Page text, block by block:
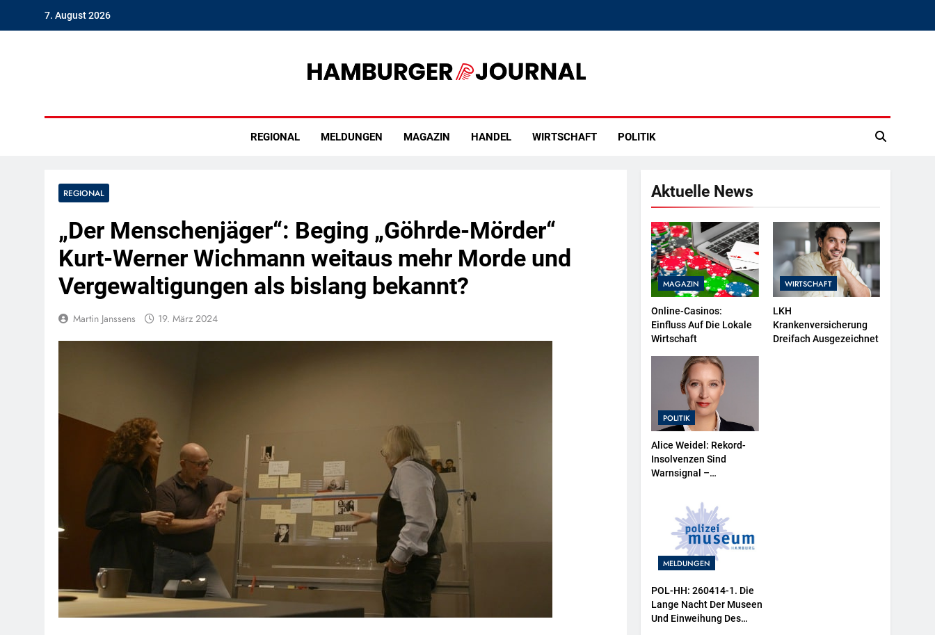
7. August 2026
REGIONAL MELDUNGEN MAGAZIN HANDEL WIRTSCHAFT POLITIK
REGIONAL
„Der Menschenjäger“: Beging „Göhrde-Mörder“
Kurt-Werner Wichmann weitaus mehr Morde und
Vergewaltigungen als bislang bekannt?
Martin Janssens 19. März 2024
Aktuelle News
MAGAZIN
Online-Casinos:
Einfluss Auf Die Lokale
Wirtschaft
WIRTSCHAFT
LKH
Krankenversicherung
Dreifach Ausgezeichnet
POLITIK
Alice Weidel: Rekord-
Insolvenzen Sind
Warnsignal –
Verschärft Die
Wirtschaftskrise
MELDUNGEN
POL-HH: 260414-1. Die
Lange Nacht Der Museen
Und Einweihung Des